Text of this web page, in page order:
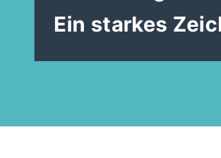
Ein starkes